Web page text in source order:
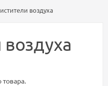
воздуха
товара.